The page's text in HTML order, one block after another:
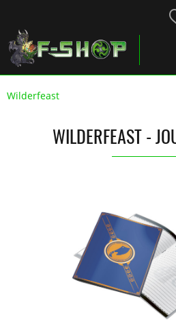
Wilderfeast
WILDERFEAST -